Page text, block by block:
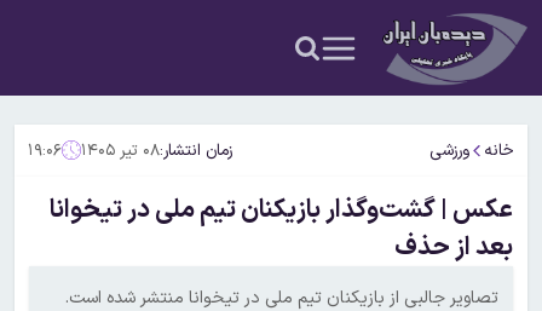
خانه ورزشی زمان انتشار:۰۸ تیر ۱۴۰۵ ۱۹:۰۶
عکس | گشت‌وگذار بازیکنان تیم ملی در تیخوانا
بعد از حذف
تصاویر جالبی از بازیکنان تیم ملی در تیخوانا منتشر شده است.